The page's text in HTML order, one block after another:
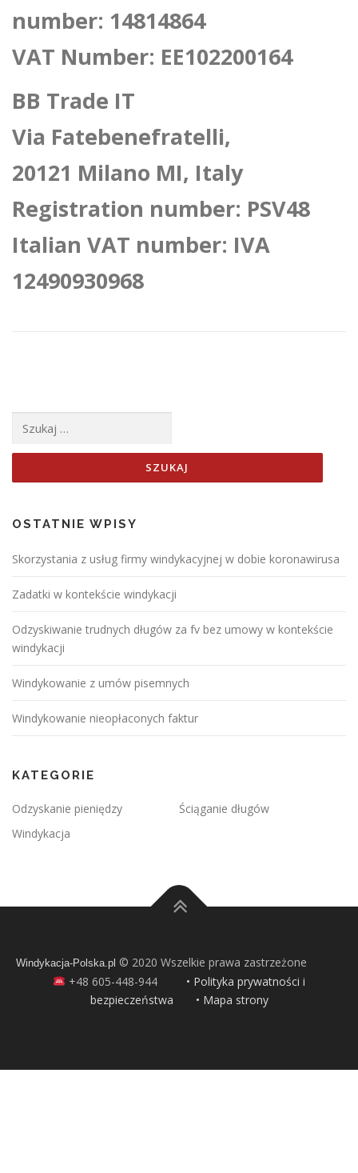
number: 14814864
VAT Number: EE102200164
BB Trade IT
Via Fatebenefratelli,
20121 Milano MI, Italy
Registration number: PSV48
Italian VAT number: IVA
12490930968
OSTATNIE WPISY
Skorzystania z usług firmy windykacyjnej w dobie koronawirusa
Zadatki w kontekście windykacji
Odzyskiwanie trudnych długów za fv bez umowy w kontekście
windykacji
Windykowanie z umów pisemnych
Windykowanie nieopłaconych faktur
KATEGORIE
Odzyskanie pieniędzy
Ściąganie długów
Windykacja
Windykacja-Polska.pl © 2020 Wszelkie prawa zastrzeżone
+48 605-448-944 • Polityka prywatności i
bezpieczeństwa
• Mapa strony